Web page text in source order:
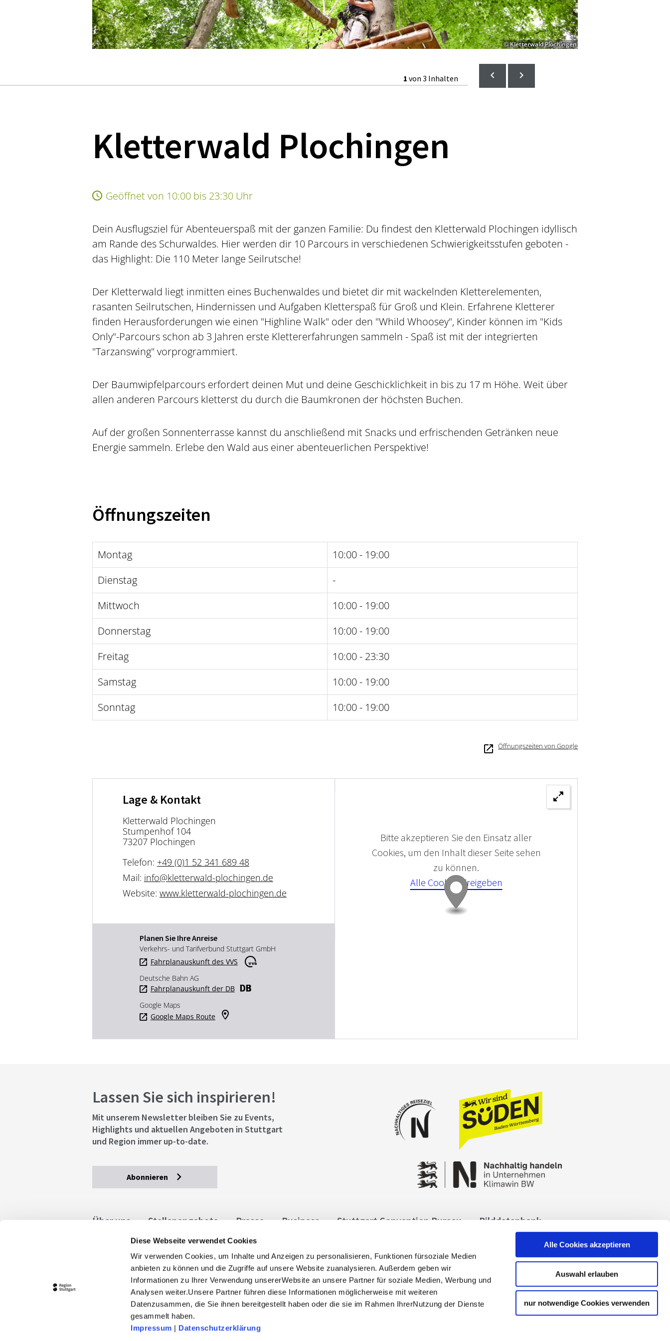
Diese Webseite verwendet Cookies
Wir verwenden Cookies, um Inhalte und Anzeigen zu personalisieren, Funktionen fürsoziale Medien
anbieten zu können und die Zugriffe auf unsere Website zuanalysieren. Außerdem geben wir
Informationen zu Ihrer Verwendung unsererWebsite an unsere Partner für soziale Medien, Werbung und
Analysen weiter.Unsere Partner führen diese Informationen möglicherweise mit weiteren
Datenzusammen, die Sie ihnen bereitgestellt haben oder die sie im Rahmen IhrerNutzung der Dienste
gesammelt haben.
Impressum | Datenschutzerklärung
Alle Cookies akzeptieren
Auswahl erlauben
nur notwendige Cookies verwenden
© Kletterwald Plochingen
1 von 3 Inhalten
Kletterwald Plochingen
Geöffnet von 10:00 bis 23:30 Uhr
Dein Ausflugsziel für Abenteuerspaß mit der ganzen Familie: Du findest den Kletterwald Plochingen idyllisch
am Rande des Schurwaldes. Hier werden dir 10 Parcours in verschiedenen Schwierigkeitsstufen geboten -
das Highlight: Die 110 Meter lange Seilrutsche!
Der Kletterwald liegt inmitten eines Buchenwaldes und bietet dir mit wackelnden Kletterelementen,
rasanten Seilrutschen, Hindernissen und Aufgaben Kletterspaß für Groß und Klein. Erfahrene Kletterer
finden Herausforderungen wie einen "Highline Walk" oder den "Whild Whoosey", Kinder können im "Kids
Only"-Parcours schon ab 3 Jahren erste Klettererfahrungen sammeln - Spaß ist mit der integrierten
"Tarzanswing" vorprogrammiert.
Der Baumwipfelparcours erfordert deinen Mut und deine Geschicklichkeit in bis zu 17 m Höhe. Weit über
allen anderen Parcours kletterst du durch die Baumkronen der höchsten Buchen.
Auf der großen Sonnenterrasse kannst du anschließend mit Snacks und erfrischenden Getränken neue
Energie sammeln. Erlebe den Wald aus einer abenteuerlichen Perspektive!
Öffnungszeiten
Montag
10:00 - 19:00
Dienstag
-
Mittwoch
10:00 - 19:00
Donnerstag
10:00 - 19:00
Freitag
10:00 - 23:30
Samstag
10:00 - 19:00
Sonntag
10:00 - 19:00
Öffnungszeiten von Google
Lage & Kontakt
Kletterwald Plochingen
Stumpenhof 104
73207 Plochingen
Telefon: +49 (0)1 52 341 689 48
Mail: info@kletterwald-plochingen.de
Website: www.kletterwald-plochingen.de
Planen Sie Ihre Anreise
Verkehrs- und Tarifverbund Stuttgart GmbH
Fahrplanauskunft des VVS
Deutsche Bahn AG
Fahrplanauskunft der DB
Google Maps
Google Maps Route
Bitte akzeptieren Sie den Einsatz aller
Cookies, um den Inhalt dieser Seite sehen
zu können.
Alle Cookies Freigeben
Lassen Sie sich inspirieren!
Mit unserem Newsletter bleiben Sie zu Events,
Highlights und aktuellen Angeboten in Stuttgart
und Region immer up-to-date.
Abonnieren
Über uns Stellenangebote Presse Business Stuttgart Convention Bureau
Bilddatenbank
Allgemeine Geschäftsbedingungen
stuttgart.de
Barrierefreiheit
© 2026 Stuttgart-Marketing GmbH, info@stuttgart-tourist.de